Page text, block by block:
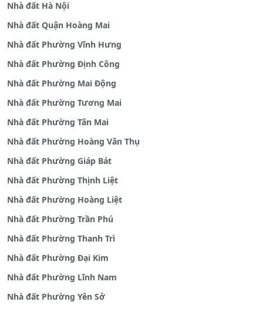
Nhà đất Hà Nội
Nhà đất Quận Hoàng Mai
Nhà đất Phường Vĩnh Hưng
Nhà đất Phường Định Công
Nhà đất Phường Mai Động
Nhà đất Phường Tương Mai
Nhà đất Phường Tân Mai
Nhà đất Phường Hoàng Văn Thụ
Nhà đất Phường Giáp Bát
Nhà đất Phường Thịnh Liệt
Nhà đất Phường Hoàng Liệt
Nhà đất Phường Trần Phú
Nhà đất Phường Thanh Trì
Nhà đất Phường Đại Kim
Nhà đất Phường Lĩnh Nam
Nhà đất Phường Yên Sở